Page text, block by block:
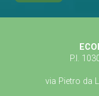
P.I.
via Pietro da